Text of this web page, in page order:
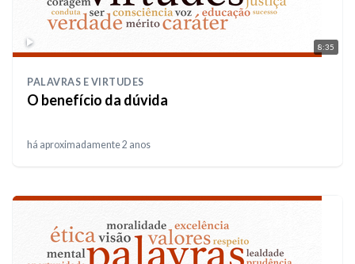
8:35
PALAVRAS E VIRTUDES
O benefício da dúvida
há aproximadamente 2 anos